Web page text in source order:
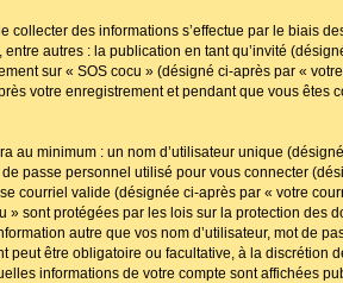
collecter des informations s’effectue par le biais
entre autres : la publication en tant qu’invité
sur « SOS cocu » (désigné ci-après par «
votre enregistrement et pendant que vous êtes
au minimum : un nom d’utilisateur unique
de passe personnel utilisé pour vous connecter
courriel valide (désignée ci-après par « votre
» sont protégées par les lois sur la protection des
autre que vos nom d’utilisateur, mot de
peut être obligatoire ou facultative, à la discrétion
informations de votre compte sont affichées